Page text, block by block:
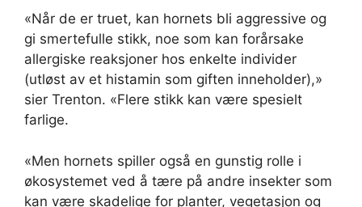
«Når de er truet, kan hornets bli aggressive og
gi smertefulle stikk, noe som kan forårsake
allergiske reaksjoner hos enkelte individer
(utløst av et histamin som giften inneholder),»
sier Trenton. «Flere stikk kan være spesielt
farlige.
«Men hornets spiller også en gunstig rolle i
økosystemet ved å tære på andre insekter som
kan være skadelige for planter, vegetasjon og